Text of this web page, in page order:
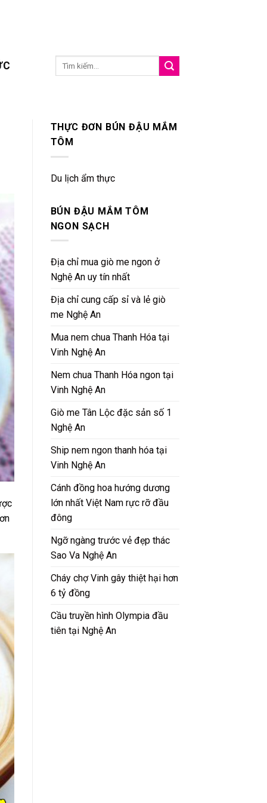
THỰC ĐƠN BÚN ĐẬU MẮM
TÔM
Du lịch ẩm thực
BÚN ĐẬU MẮM TÔM
NGON SẠCH
Địa chỉ mua giò me ngon ở
Nghệ An uy tín nhất
Địa chỉ cung cấp sỉ và lẻ giò
me Nghệ An
Mua nem chua Thanh Hóa tại
Vinh Nghệ An
Nem chua Thanh Hóa ngon tại
Vinh Nghệ An
Giò me Tân Lộc đặc sản số 1
Nghệ An
Ship nem ngon thanh hóa tại
Vinh Nghệ An
Cánh đồng hoa hướng dương
lớn nhất Việt Nam rực rỡ đầu
đông
Ngỡ ngàng trước vẻ đẹp thác
Sao Va Nghệ An
Cháy chợ Vinh gây thiệt hại hơn
6 tỷ đồng
Cầu truyền hình Olympia đầu
tiên tại Nghệ An